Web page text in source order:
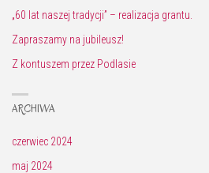
„60 lat naszej tradycji” – realizacja grantu.
Zapraszamy na jubileusz!
Z kontuszem przez Podlasie
ARCHIWA
czerwiec 2024
maj 2024